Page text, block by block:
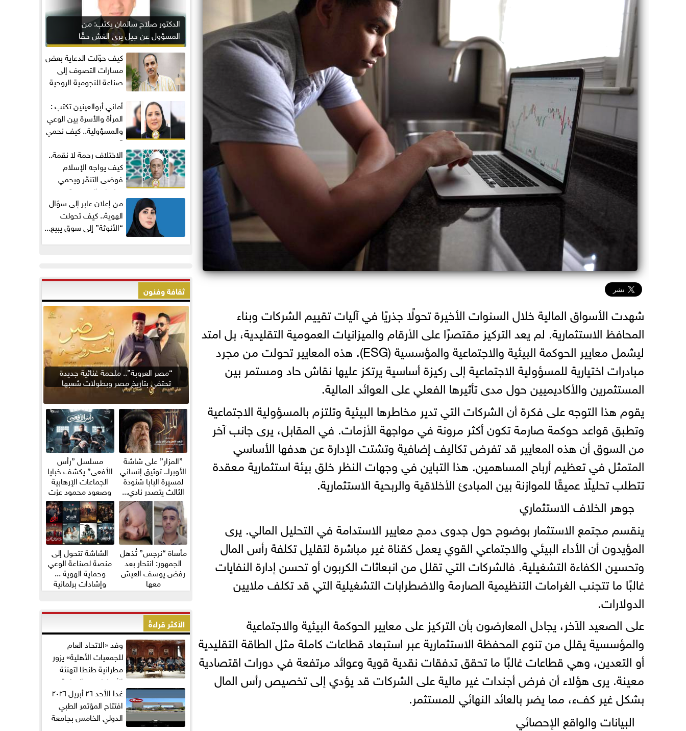
شهدت الأسواق المالية خلال السنوات الأخيرة تحولًا جذريًا في آليات تقييم الشركات وبناء
المحافظ الاستثمارية. لم يعد التركيز مقتصرًا على الأرقام والميزانيات العمومية التقليدية، بل امتد
ليشمل معايير الحوكمة البيئية والاجتماعية والمؤسسية (ESG). هذه المعايير تحولت من مجرد
مبادرات اختيارية للمسؤولية الاجتماعية إلى ركيزة أساسية يرتكز عليها نقاش حاد ومستمر بين
المستثمرين والأكاديميين حول مدى تأثيرها الفعلي على العوائد المالية.
يقوم هذا التوجه على فكرة أن الشركات التي تدير مخاطرها البيئية وتلتزم بالمسؤولية الاجتماعية
وتطبق قواعد حوكمة صارمة تكون أكثر مرونة في مواجهة الأزمات. في المقابل، يرى جانب آخر
من السوق أن هذه المعايير قد تفرض تكاليف إضافية وتشتت الإدارة عن هدفها الأساسي
المتمثل في تعظيم أرباح المساهمين. هذا التباين في وجهات النظر خلق بيئة استثمارية معقدة
تتطلب تحليلًا عميقًا للموازنة بين المبادئ الأخلاقية والربحية الاستثمارية.
جوهر الخلاف الاستثماري
ينقسم مجتمع الاستثمار بوضوح حول جدوى دمج معايير الاستدامة في التحليل المالي. يرى
المؤيدون أن الأداء البيئي والاجتماعي القوي يعمل كقناة غير مباشرة لتقليل تكلفة رأس المال
وتحسين الكفاءة التشغيلية. فالشركات التي تقلل من انبعاثات الكربون أو تحسن إدارة النفايات
غالبًا ما تتجنب الغرامات التنظيمية الصارمة والاضطرابات التشغيلية التي قد تكلف ملايين
الدولارات.
على الصعيد الآخر، يجادل المعارضون بأن التركيز على معايير الحوكمة البيئية والاجتماعية
والمؤسسية يقلل من تنوع المحفظة الاستثمارية عبر استبعاد قطاعات كاملة مثل الطاقة التقليدية
أو التعدين، وهي قطاعات غالبًا ما تحقق تدفقات نقدية قوية وعوائد مرتفعة في دورات اقتصادية
معينة. يرى هؤلاء أن فرض أجندات غير مالية على الشركات قد يؤدي إلى تخصيص رأس المال
بشكل غير كفء، مما يضر بالعائد النهائي للمستثمر.
البيانات والواقع الإحصائي
الدكتور صلاح سالمان يكتب: من
المسؤول عن جيل يرى الغش حقًا
مكتسبًا؟
كيف حوّلت الدعاية بعض
مسارات التصوف إلى
صناعة للنجومية الروحية
أماني‭ ‬أبوالعينين‭ ‬تكتب :
المرأة والأسرة بين الوعي
والمسؤولية.. كيف نحمي
المجتمع...
الاختلاف رحمة لا نقمة..
كيف يواجه الإسلام
فوضى التنمّر ويحمي
تماسك المجتمع؟
من إعلان عابر إلى سؤال
الهوية.. كيف تحولت
“الأنوثة” إلى سوق يبيع...
ثقافة وفنون
“مصر العروبة”.. ملحمة غنائية جديدة
تحتفي بتاريخ مصر وبطولات شعبها
”المزار” على شاشة
الأوبرا.. توثيق إنساني
لمسيرة البابا شنودة
الثالث يتصدر نادي...
مسلسل ”رأس
الأفعى” يكشف خبايا
الجماعات الإرهابية
وصعود محمود عزت
مأساة “نرجس” تُذهل
الجمهور: انتحار بعد
رفض يوسف العيش
معها
الشاشة تتحول إلى
منصة لصناعة الوعي
وحماية الهوية ...
وإشادات برلمانية
واسعة...
الأكثر قراءةً
وفد «الاتحاد العام
للجمعيات الأهلية» يزور
مطرانية طنطا لتهنئة
الأقباط بعيد القيامة...
غدا الأحد ٢٦ أبريل ٢٠٢٦
افتتاح المؤتمر الطبي
الدولي الخامس بجامعة